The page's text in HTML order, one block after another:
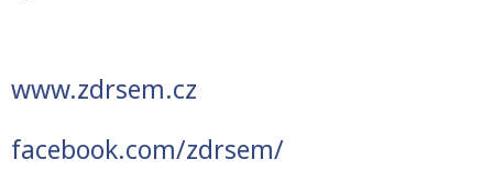
www.zdrsem.cz
facebook.com/zdrsem/